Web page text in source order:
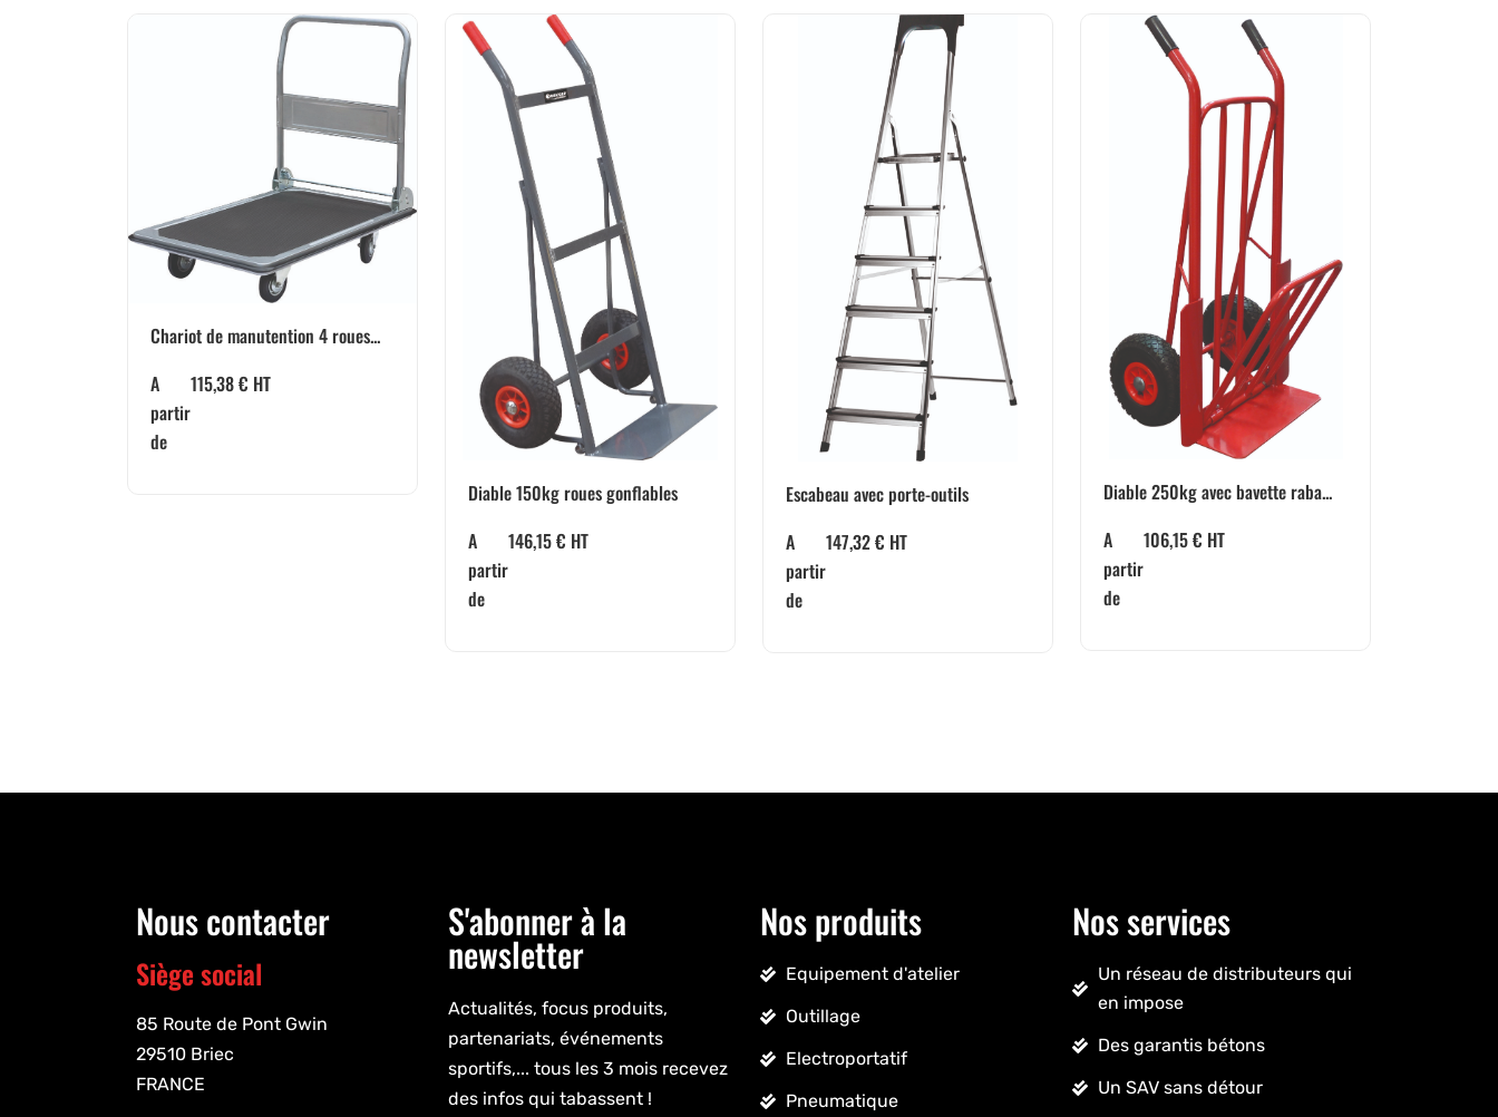
Chariot de manutention 4 roues...
A
partir
de
115,38€ HT
Diable 150kg roues gonflables
A
partir
de
146,15€ HT
Escabeau avec porte-outils
A
partir
de
147,32€ HT
Diable 250kg avec bavette raba...
A
partir
de
106,15€ HT
Nous contacter
Siège social
85 Route de Pont Gwin
29510 Briec
FRANCE
S'abonner à la
newsletter
Actualités, focus produits,
partenariats, événements
sportifs,... tous les 3 mois recevez
des infos qui tabassent !
Nos produits
Equipement d'atelier
Outillage
Electroportatif
Pneumatique
Nos services
Un réseau de distributeurs qui
en impose
Des garantis bétons
Un SAV sans détour